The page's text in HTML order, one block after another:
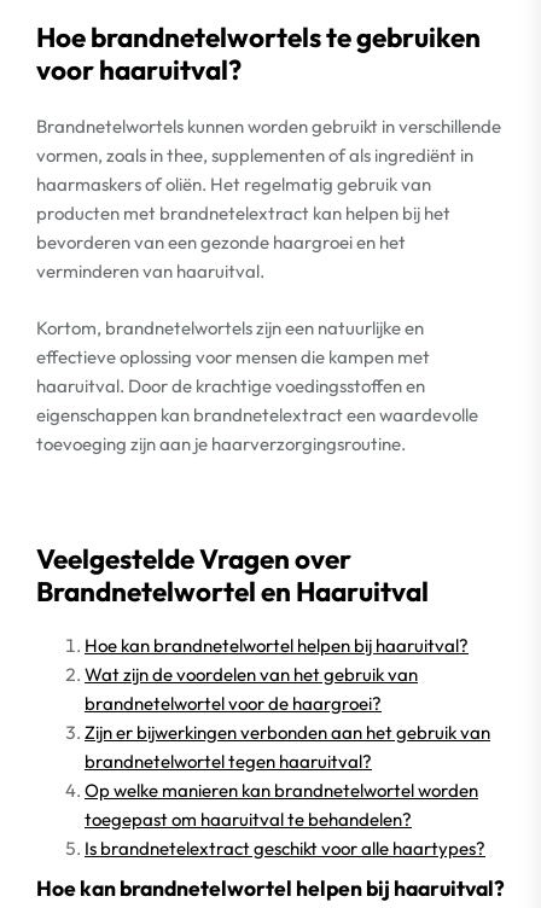
Hoe brandnetelwortels te gebruiken
voor haaruitval?
Brandnetelwortels kunnen worden gebruikt in verschillende
vormen, zoals in thee, supplementen of als ingrediënt in
haarmaskers of oliën. Het regelmatig gebruik van
producten met brandnetelextract kan helpen bij het
bevorderen van een gezonde haargroei en het
verminderen van haaruitval.
Kortom, brandnetelwortels zijn een natuurlijke en
effectieve oplossing voor mensen die kampen met
haaruitval. Door de krachtige voedingsstoffen en
eigenschappen kan brandnetelextract een waardevolle
toevoeging zijn aan je haarverzorgingsroutine.
Veelgestelde Vragen over
Brandnetelwortel en Haaruitval
Hoe kan brandnetelwortel helpen bij haaruitval?
Wat zijn de voordelen van het gebruik van
brandnetelwortel voor de haargroei?
Zijn er bijwerkingen verbonden aan het gebruik van
brandnetelwortel tegen haaruitval?
Op welke manieren kan brandnetelwortel worden
toegepast om haaruitval te behandelen?
Is brandnetelextract geschikt voor alle haartypes?
Hoe kan brandnetelwortel helpen bij haaruitval?